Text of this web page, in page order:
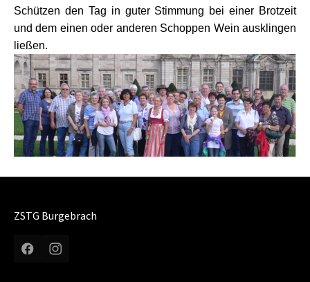
Show larger version
Schützen den Tag in guter Stimmung bei einer Brotzeit
und dem einen oder anderen Schoppen Wein ausklingen
ließen.
ZSTG Burgebrach
FacebookInstagram